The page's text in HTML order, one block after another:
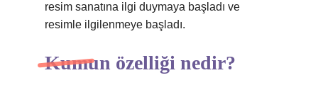
resim sanatına ilgi duymaya başladı ve
resimle ilgilenmeye başladı.
Kumun özelliği nedir?